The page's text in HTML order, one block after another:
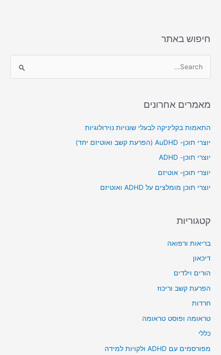
חיפוש באתר
r
o
r
:
מאמרים אחרונים
התאמות בקליניקה לבעלי שונויות נוירולוגיות
יוצרי תוכן- AuDHD (הפרעת קשב ואוטיזם יחד)
יוצרי תוכן- ADHD
יוצרי תוכן- אוטיזם
יוצרי תוכן מומלצים על ADHD ואוטיזם
קטגוריות
בריאות ורפואה
דיכאון
הורים וילדים
הפרעת קשב וריכוז
חרדות
טראומה ופוסט טראומה
כללי
מפורסמים עם ADHD ולקויות למידה